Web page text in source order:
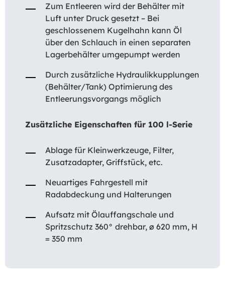
Zum Entleeren wird der Behälter mit
Luft unter Druck gesetzt – Bei
geschlossenem Kugelhahn kann Öl
über den Schlauch in einen separaten
Lagerbehälter umgepumpt werden
Durch zusätzliche Hydraulikkupplungen
(Behälter/Tank) Optimierung des
Entleerungsvorgangs möglich
Zusätzliche Eigenschaften für 100 l-Serie
Ablage für Kleinwerkzeuge, Filter,
Zusatzadapter, Griffstück, etc.
Neuartiges Fahrgestell mit
Radabdeckung und Halterungen
Aufsatz mit Ölauffangschale und
Spritzschutz 360° drehbar, ø 620 mm, H
= 350 mm